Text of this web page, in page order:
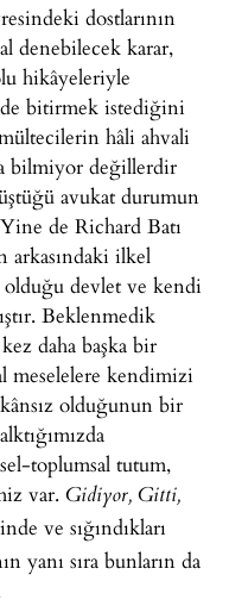
dostlarının
denebilecek karar,
hikâyeleriyle
bitirmek istediğini
hâli ahvali
bilmiyor değillerdir
avukat durumun
de Richard Batı
arkasındaki ilkel
olduğu devlet ve kendi
Beklenmedik
daha başka bir
meselelere kendimizi
olduğunun bir
toplumsal tutum,
var. Gidiyor, Gitti,
ve sığındıkları
yanı sıra bunların da